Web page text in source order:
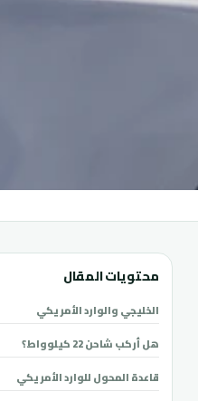
محتويات المقال
الخليجي والوارد الأمريكي
هل أركب شاحن 22 كيلوواط؟
قاعدة المحول للوارد الأمريكي